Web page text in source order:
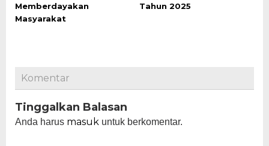
Memberdayakan
Masyarakat
Tahun 2025
Komentar
Tinggalkan Balasan
Anda harus masuk untuk berkomentar.